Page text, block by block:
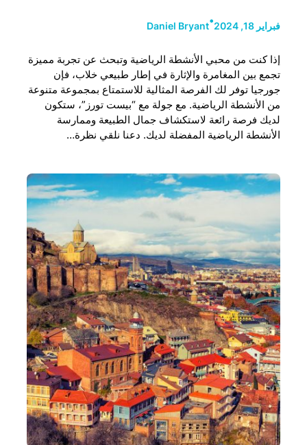
فبراير 18, 2024 •
Daniel Bryant
إذا كنت من محبي الأنشطة الرياضية وتبحث عن تجربة مميزة
تجمع بين المغامرة والإثارة في إطار طبيعي خلاب، فإن
جورجيا توفر لك الفرصة المثالية للاستمتاع بمجموعة متنوعة
من الأنشطة الرياضية. مع جولة مع “بيست تورز”، ستكون
لديك فرصة رائعة لاستكشاف جمال الطبيعة وممارسة
الأنشطة الرياضية المفضلة لديك. دعنا نلقي نظرة…